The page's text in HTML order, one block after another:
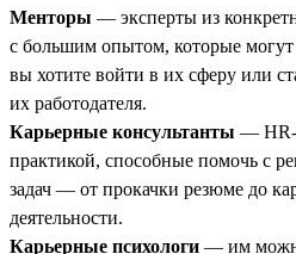
Менторы — эксперты из
с большим опытом, которые могут
вы хотите войти в их сферу или
их работодателя.
Карьерные консультанты — HR-
практикой, способные помочь с
задач — от прокачки резюме до
деятельности.
Карьерные психологи — им